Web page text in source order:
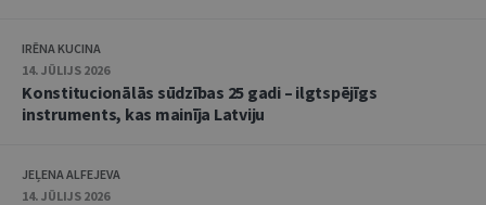
IRĒNA KUCINA
14. JŪLIJS 2026
Konstitucionālās sūdzības 25 gadi – ilgtspējīgs
instruments, kas mainīja Latviju
JEĻENA ALFEJEVA
14. JŪLIJS 2026